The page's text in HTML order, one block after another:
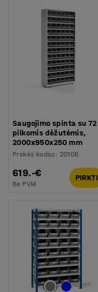
Saugojimo spinta su 72
pilkomis dėžutėmis,
2000x950x250 mm
Prekės kodas : 20106
619.-€
Be PVM
PIRKTI